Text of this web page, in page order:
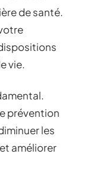
de santé.
vie.
prévention
les
améliorer